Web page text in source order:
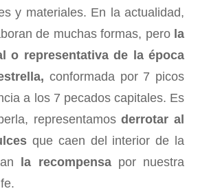
y materiales. En la actualidad,
de muchas formas, perola
o representativa de la época
conformada por 7 picos
a los 7 pecados capitales. Es
representamosderrotar al
que caen del interior de la
la recompensapor nuestra